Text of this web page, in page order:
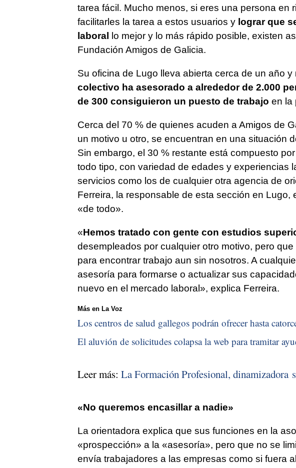
tarea fácil. Mucho menos, si eres una persona en
facilitarles la tarea a estos usuarios ylograr que
laboral
lo mejor y lo más rápido posible, existen
Fundación Amigos de Galicia.
Su oficina de Lugo lleva abierta cerca de un año
colectivo ha asesorado a alrededor de 2.000
de 300 consiguieron un puesto de trabajo en la
Cerca del 70 % de quienes acuden a Amigos de
un motivo u otro, se encuentran en una situación
Sin embargo, el 30 % restante está compuesto
todo tipo, con variedad de edades y experiencias
servicios como los de cualquier otra agencia de
Ferreira, la responsable de esta sección en Lugo,
«de todo».
«Hemos tratado con gente con estudios
desempleados por cualquier otro motivo, pero
para encontrar trabajo aun sin nosotros. A
asesoría para formarse o actualizar sus
nuevo en el mercado laboral», explica Ferreira.
Más en La Voz
Los centros de salud gallegos podrán ofrecer hasta
El aluvión de solicitudes colapsa la web para tramitar
Leer más: La Formación Profesional, dinamizadora
«No queremos encasillar a nadie»
La orientadora explica que sus funciones en la
«prospección» a la «asesoría», pero que no se
envía trabajadores a las empresas como si fuera